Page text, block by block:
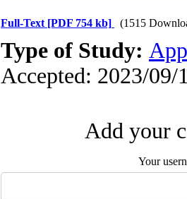
Full-Text [PDF 754 kb] (1515
Type of Study:
Accepted: 2023/09/
Add your
Your